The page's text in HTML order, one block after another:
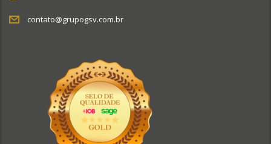
contato@grupogsv.com.br